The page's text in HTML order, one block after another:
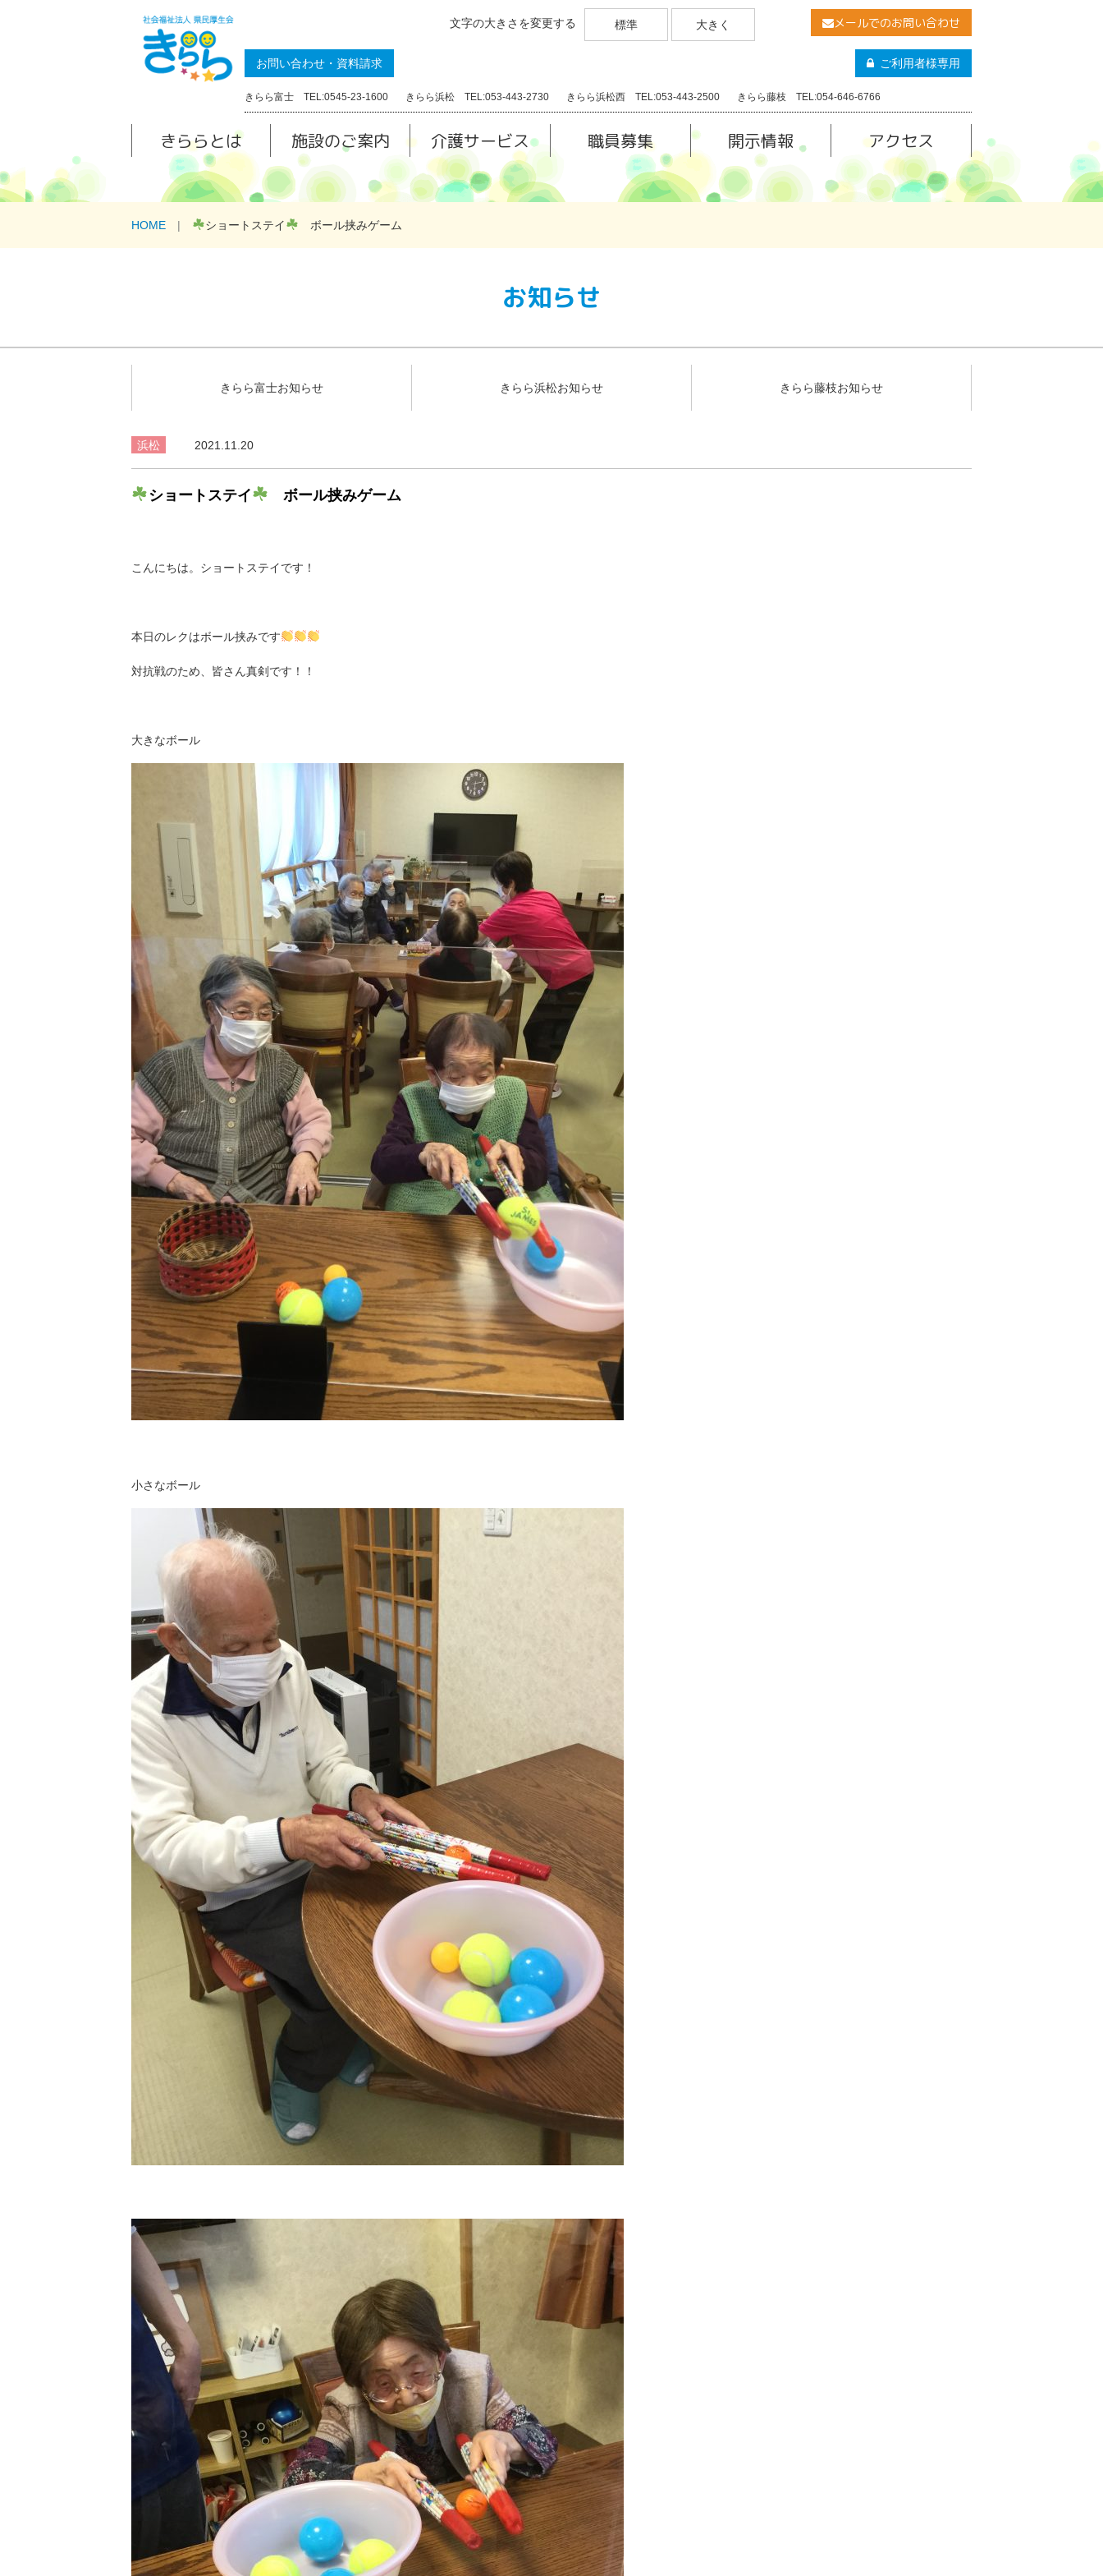
文字の大きさを変更する 標準 大きく メールでのお問い合わせ
お問い合わせ・資料請求 ご利用者様専用
きらら富士 TEL:0545-23-1600 きらら浜松 TEL:053-443-2730 きらら浜松西 TEL:053-443-2500 きらら藤枝 TEL:054-646-6766
きららとは 施設のご案内 介護サービス 職員募集 開示情報 アクセス
HOME ショートステイ ボール挟みゲーム
お知らせ
きらら富士お知らせ きらら浜松お知らせ きらら藤枝お知らせ
浜松 2021.11.20
ショートステイ ボール挟みゲーム
こんにちは。ショートステイです！
本日のレクはボール挟みです
対抗戦のため、皆さん真剣です！！
大きなボール
小さなボール